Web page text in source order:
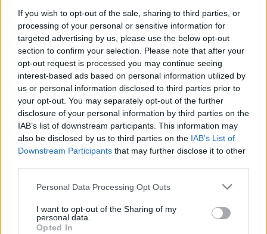
If you wish to opt-out of the sale, sharing to third parties, or
processing of your personal or sensitive information for
targeted advertising by us, please use the below opt-out
section to confirm your selection. Please note that after your
opt-out request is processed you may continue seeing
interest-based ads based on personal information utilized by
us or personal information disclosed to third parties prior to
your opt-out. You may separately opt-out of the further
disclosure of your personal information by third parties on the
IAB’s list of downstream participants. This information may
also be disclosed by us to third parties on the IAB’s List of
Downstream Participants that may further disclose it to other
Please note that this website/app uses one or more Google
not limited to your visit or usage behaviour. You may click to
grant or deny consent to Google and its third-party tags to
Personal Data Processing Opt Outs
I want to opt-out of the Sharing of my
personal data.
Opted In
Der er et feed for forsiden, som inkluderer alle
indlæg på websitet, og der er separate feeds for
hver kategori og underkategori. Hvis en kategori har
underkategorier, vil feedet for den kategori også
inkludere indlæg for dens underkategorier. Du kan
bruge dette til selv at bestemme, hvor specifik du
ønsker, at din feed-abonnement skal være.
Den komplette liste over tilgængelige feeds:
Forside RSS Feed
Brygning
Brygning / Humle
Brygning / Malte
Brygning / Tilsætninger
Havearbejde